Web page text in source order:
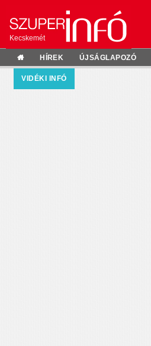
Kecskemét
HÍREK ÚJSÁGLAPOZÓ
VIDÉKI INFÓ